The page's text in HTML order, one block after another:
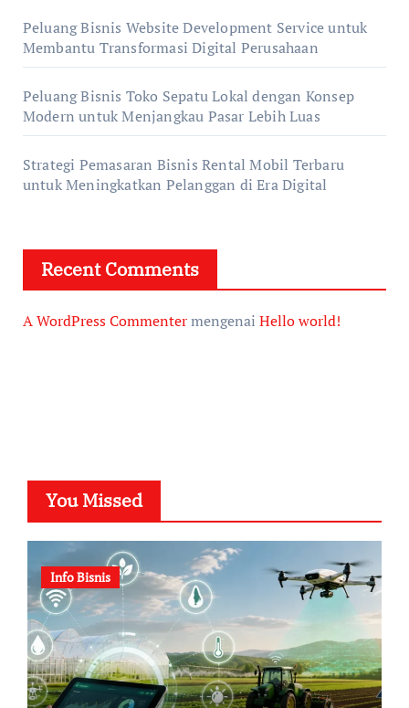
Peluang Bisnis Website Development Service untuk
Membantu Transformasi Digital Perusahaan
Peluang Bisnis Toko Sepatu Lokal dengan Konsep
Modern untuk Menjangkau Pasar Lebih Luas
Strategi Pemasaran Bisnis Rental Mobil Terbaru
untuk Meningkatkan Pelanggan di Era Digital
Recent Comments
A WordPress Commentermengenai Hello world!
You Missed
Info Bisnis